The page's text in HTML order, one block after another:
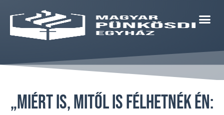
„Miért is, mitől is félhetnék én: